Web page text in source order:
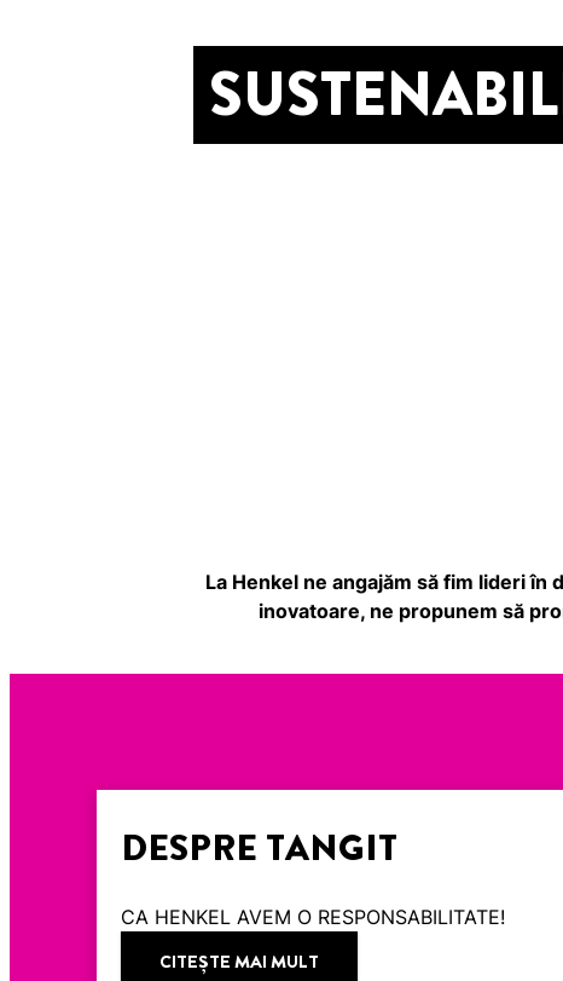
La Henkel ne angajăm să fim lideri
inovatoare, ne propunem să
DESPRE TANGIT
CA HENKEL AVEM O RESPONSABILITATE!
CITEŞTE MAI MULT